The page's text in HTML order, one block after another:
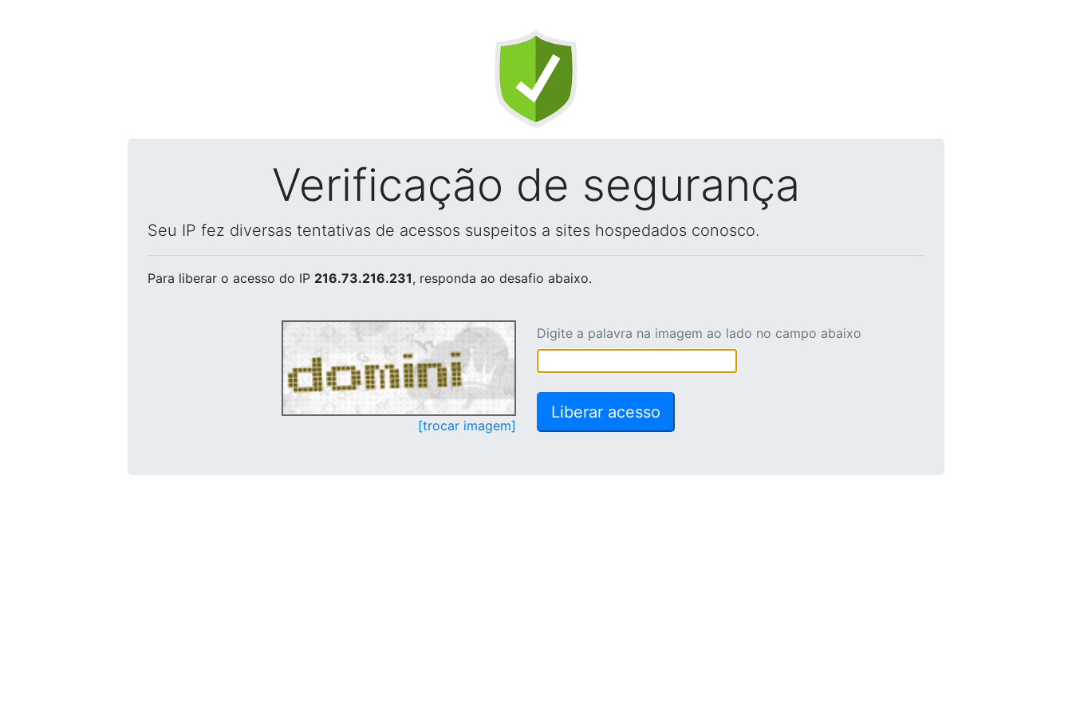
Verificação de segurança
Seu IP fez diversas tentativas de acessos suspeitos a sites hospedados conosco.
Para liberar o acesso do IP 216.73.216.231, responda ao desafio abaixo.
[trocar imagem]
Digite a palavra na imagem ao lado no campo abaixo